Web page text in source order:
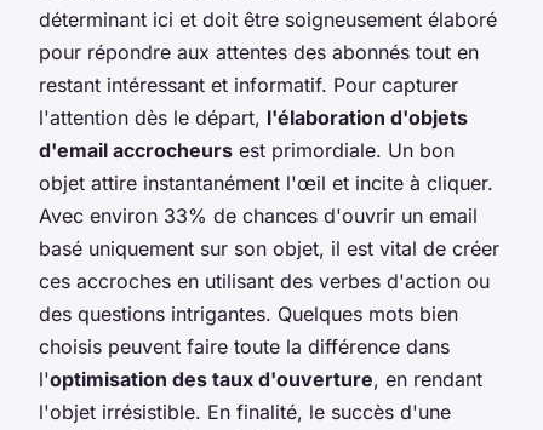
déterminant ici et doit être soigneusement élaboré
pour répondre aux attentes des abonnés tout en
restant intéressant et informatif. Pour capturer
l'attention dès le départ, l'élaboration d'objets
d'email accrocheurs est primordiale. Un bon
objet attire instantanément l'œil et incite à cliquer.
Avec environ 33% de chances d'ouvrir un email
basé uniquement sur son objet, il est vital de créer
ces accroches en utilisant des verbes d'action ou
des questions intrigantes. Quelques mots bien
choisis peuvent faire toute la différence dans
l'optimisation des taux d'ouverture, en rendant
l'objet irrésistible. En finalité, le succès d'une